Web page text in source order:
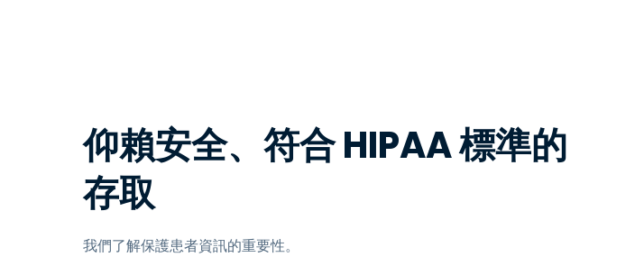
仰賴安全、符合 HIPAA 標準的
存取
我們了解保護患者資訊的重要性。